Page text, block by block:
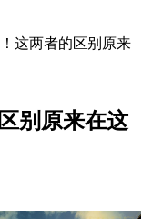
这两者的区别原来
别原来在这